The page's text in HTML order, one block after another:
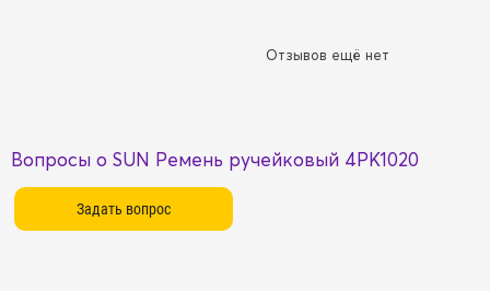
Отзывов ещё нет
Вопросы о SUN Ремень ручейковый 4PK1020